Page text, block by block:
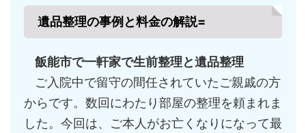
遺品整理の事例と料金の解説=
飯能市で一軒家で生前整理と遺品整理
ご入院中で留守の間任されていたご親戚の方
からです。数回にわたり部屋の整理を頼まれま
した。今回は、ご本人がお亡くなりになって最